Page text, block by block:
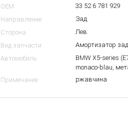
OEM
33 52 6 781 929
Направление
Зад.
Сторона
Лев.
Вид запчасти
Амортизатор
Автомобиль
BMW X5-series
monaco-blau,
Примечание
ржавчина